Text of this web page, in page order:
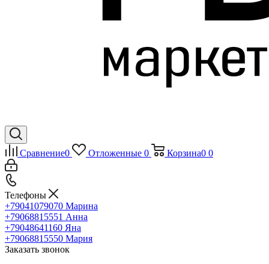
Сравнение0 Отложенные 0 Корзина0 0
Телефоны
+79041079070 Марина
+79068815551 Анна
+79048641160 Яна
+79068815550 Мария
Заказать звонок